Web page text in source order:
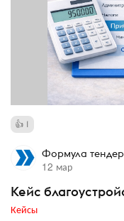
1
Формула
12 мар
Кейс
Кейсы